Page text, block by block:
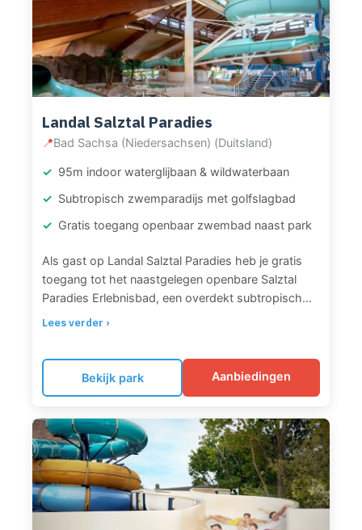
Landal Salztal Paradies
📍Bad Sachsa (Niedersachsen) (Duitsland)
95m indoor waterglijbaan & wildwaterbaan
Subtropisch zwemparadijs met golfslagbad
Gratis toegang openbaar zwembad naast park
Als gast op Landal Salztal Paradies heb je gratis
toegang tot het naastgelegen openbare Salztal
Paradies Erlebnisbad, een overdekt subtropisch
zwemparadijs. Het zwembad beschikt over een
spectaculair golfslagbad. Voor de allerkleinsten is
er een apart kinderbad. Naast het binnenzwembad
zwemmen kun je ontspannen in de whirlpools of
het uitgebreide wellnessgedeelte met vijf
verschillende sauna’s, Kneipp-bad en ijsfontein.
Het zwembad ligt direct naast het vakantiepark.
Lees verder ›
Bekijk park Aanbiedingen